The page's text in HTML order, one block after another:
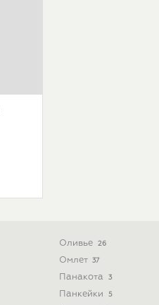
Оливье 26
Омлет 37
Панакота 3
Панкейки 5